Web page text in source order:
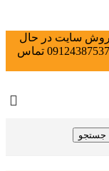
فروش سایت در حال
حاضر بسته می‌باشد؛ جهت خرید با شماره 09124387537 تماس
جستجو